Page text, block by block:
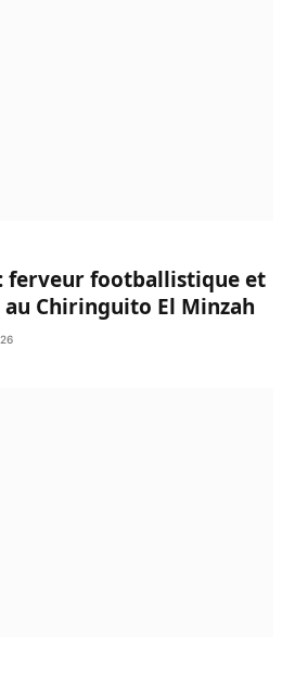
ferveur footballistique et
Chiringuito El Minzah